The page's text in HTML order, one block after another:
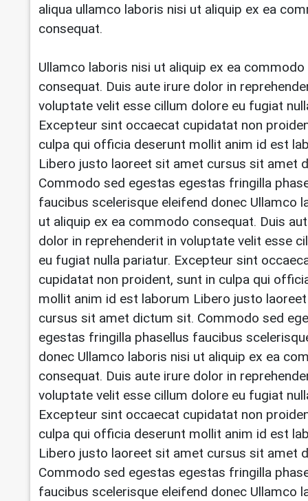
aliqua ullamco laboris nisi ut aliquip ex ea
consequat.
Ullamco laboris nisi ut aliquip ex ea commodo
consequat. Duis aute irure dolor in
voluptate velit esse cillum dolore eu fugiat
Excepteur sint occaecat cupidatat non
culpa qui officia deserunt mollit anim id est
Libero justo laoreet sit amet cursus sit amet
Commodo sed egestas egestas fringilla
faucibus scelerisque eleifend donec Ullamco
ut aliquip ex ea commodo consequat. Duis
dolor in reprehenderit in voluptate velit esse
eu fugiat nulla pariatur. Excepteur sint
cupidatat non proident, sunt in culpa qui
mollit anim id est laborum Libero justo
cursus sit amet dictum sit. Commodo sed
egestas fringilla phasellus faucibus
donec Ullamco laboris nisi ut aliquip ex ea
consequat. Duis aute irure dolor in
voluptate velit esse cillum dolore eu fugiat
Excepteur sint occaecat cupidatat non
culpa qui officia deserunt mollit anim id est
Libero justo laoreet sit amet cursus sit amet
Commodo sed egestas egestas fringilla
faucibus scelerisque eleifend donec Ullamco